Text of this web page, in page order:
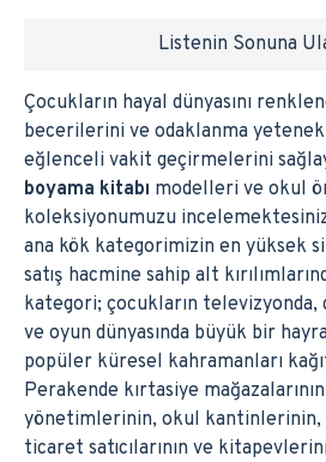
Çocukların hayal dünyasını
becerilerini ve odaklanma
eğlenceli vakit geçirmelerini
boyama kitabı modelleri ve okul
koleksiyonumuzu
ana kök kategorimizin en yüksek
satış hacmine sahip alt
kategori; çocukların
ve oyun dünyasında büyük bir
popüler küresel kahramanları
Perakende kırtasiye
yönetimlerinin, okul
ticaret satıcılarının ve
Listenin Sonuna